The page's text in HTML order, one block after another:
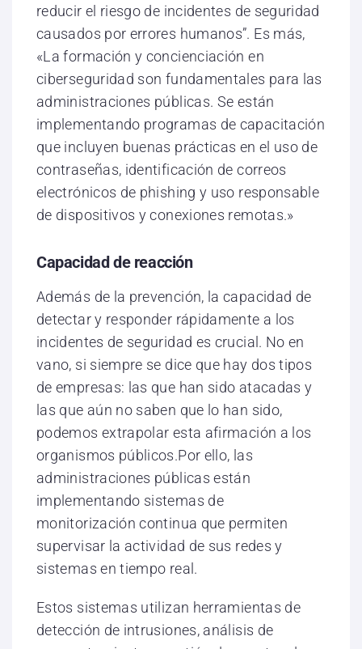
reducir el riesgo de incidentes de seguridad
causados por errores humanos”. Es más,
«La formación y concienciación en
ciberseguridad son fundamentales para las
administraciones públicas. Se están
implementando programas de capacitación
que incluyen buenas prácticas en el uso de
contraseñas, identificación de correos
electrónicos de phishing y uso responsable
de dispositivos y conexiones remotas.»
Capacidad de reacción
Además de la prevención, la capacidad de
detectar y responder rápidamente a los
incidentes de seguridad es crucial. No en
vano, si siempre se dice que hay dos tipos
de empresas: las que han sido atacadas y
las que aún no saben que lo han sido,
podemos extrapolar esta afirmación a los
organismos públicos.Por ello, las
administraciones públicas están
implementando sistemas de
monitorización continua que permiten
supervisar la actividad de sus redes y
sistemas en tiempo real.
Estos sistemas utilizan herramientas de
detección de intrusiones, análisis de